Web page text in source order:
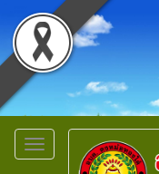
Toggle
navigation